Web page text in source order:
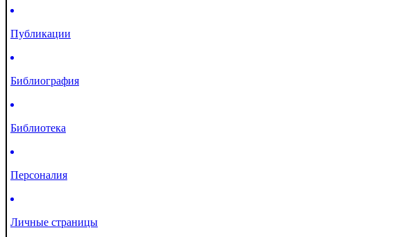
Публикации
Библиография
Библиотека
Персоналия
Личные страницы